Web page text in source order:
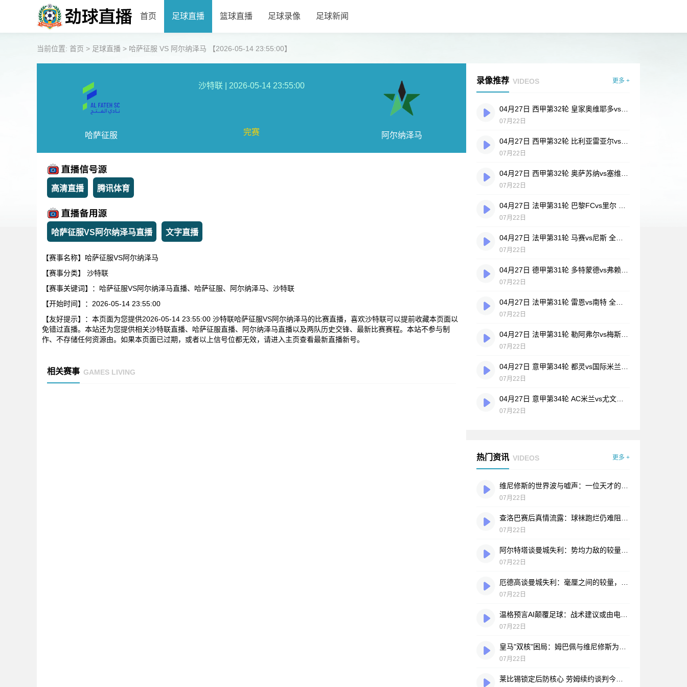
首页 足球直播 篮球直播 足球录像 足球新闻
当前位置: 首页 > 足球直播 > 哈萨征服 VS 阿尔纳泽马 【2026-05-14 23:55:00】
哈萨征服
沙特联 2026-05-14 23:55:00
完赛 阿尔纳泽马
高清直播 腾讯体育
哈萨征服VS阿尔纳泽马直播 文字直播
【赛事名称】哈萨征服VS阿尔纳泽马
【赛事分类】 沙特联
【赛事关键词】：哈萨征服VS阿尔纳泽马直播、哈萨征服、阿尔纳泽马、沙特联
【开始时间】：2026-05-14 23:55:00
【友好提示】：本页面为您提供2026-05-14 23:55:00 沙特联哈萨征服VS阿尔纳泽马的比赛直播，喜欢沙特联可以提前收藏本页面以
免错过直播。本站还为您提供相关沙特联直播、哈萨征服直播、阿尔纳泽马直播以及两队历史交锋、最新比赛赛程。本站不参与制
作、不存储任何资源由。如果本页面已过期，或者以上信号位都无效，请进入主页查看最新直播新号。
相关赛事 GAMES LIVING
录像推荐 VIDEOS 更多 +
07月22日
07月22日
07月22日
07月22日
07月22日
07月22日
07月22日
07月22日
07月22日
07月22日
热门资讯 VIDEOS 更多 +
07月22日
07月22日
07月22日
07月22日
07月22日
07月22日